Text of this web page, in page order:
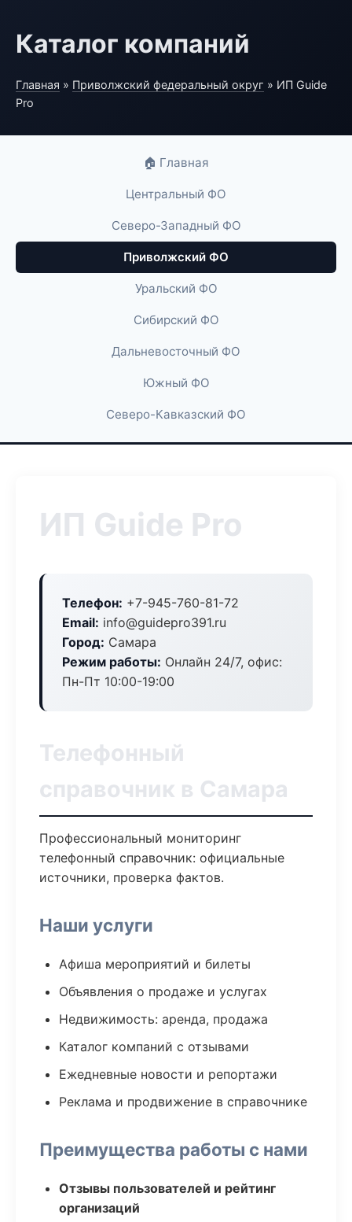
Каталог компаний
Главная » Приволжский федеральный округ » ИП Guide
Pro
🏠 Главная
Центральный ФО
Северо-Западный ФО
Приволжский ФО
Уральский ФО
Сибирский ФО
Дальневосточный ФО
Южный ФО
Северо-Кавказский ФО
ИП Guide Pro
Телефон: +7-945-760-81-72
Email: info@guidepro391.ru
Город: Самара
Режим работы: Онлайн 24/7, офис:
Пн-Пт 10:00-19:00
Телефонный
справочник в Самара
Профессиональный мониторинг
телефонный справочник: официальные
источники, проверка фактов.
Наши услуги
Афиша мероприятий и билеты
Объявления о продаже и услугах
Недвижимость: аренда, продажа
Каталог компаний с отзывами
Ежедневные новости и репортажи
Реклама и продвижение в справочнике
Преимущества работы с нами
Отзывы пользователей и рейтинг
организаций